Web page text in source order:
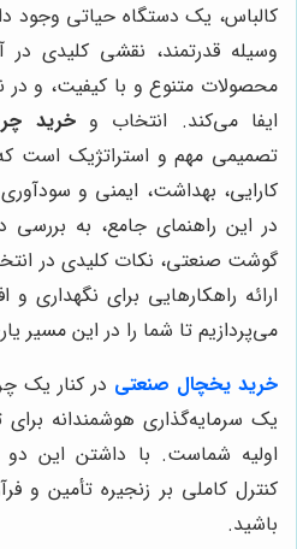
کالباس، یک دستگاه حیاتی وجود
وسیله قدرتمند، نقشی کلیدی در
محصولات متنوع و با کیفیت، و
ایفا می‌کند. انتخاب وخرید
تصمیمی مهم و استراتژیک است
کارایی، بهداشت، ایمنی و
در این راهنمای جامع، به
گوشت صنعتی، نکات کلیدی در
ارائه راهکارهایی برای نگهداری
می‌پردازیم تا شما را در این مسیر
خرید یخچال صنعتی در کنار یک
یک سرمایه‌گذاری هوشمندانه
اولیه شماست. با داشتن این دو
کنترل کاملی بر زنجیره تأمین و
باشید.